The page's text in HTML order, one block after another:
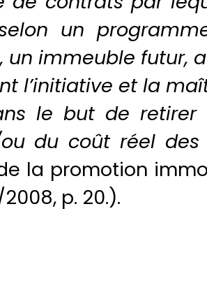
un
un immeuble futur,
l’initiative et la
le but de
du coût réel des
la promotion
2008, p. 20.).